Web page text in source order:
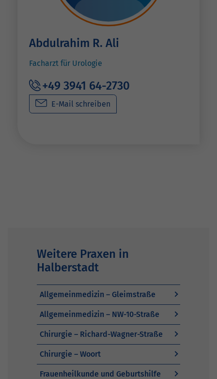
Abdulrahim R. Ali
Facharzt für Urologie
+49 3941 64-2730
E-Mail schreiben
Weitere Praxen in
Halberstadt
Allgemeinmedizin – Gleimstraße
Allgemeinmedizin – NW-10-Straße
Chirurgie – Richard-Wagner-Straße
Chirurgie – Woort
Frauenheilkunde und Geburtshilfe